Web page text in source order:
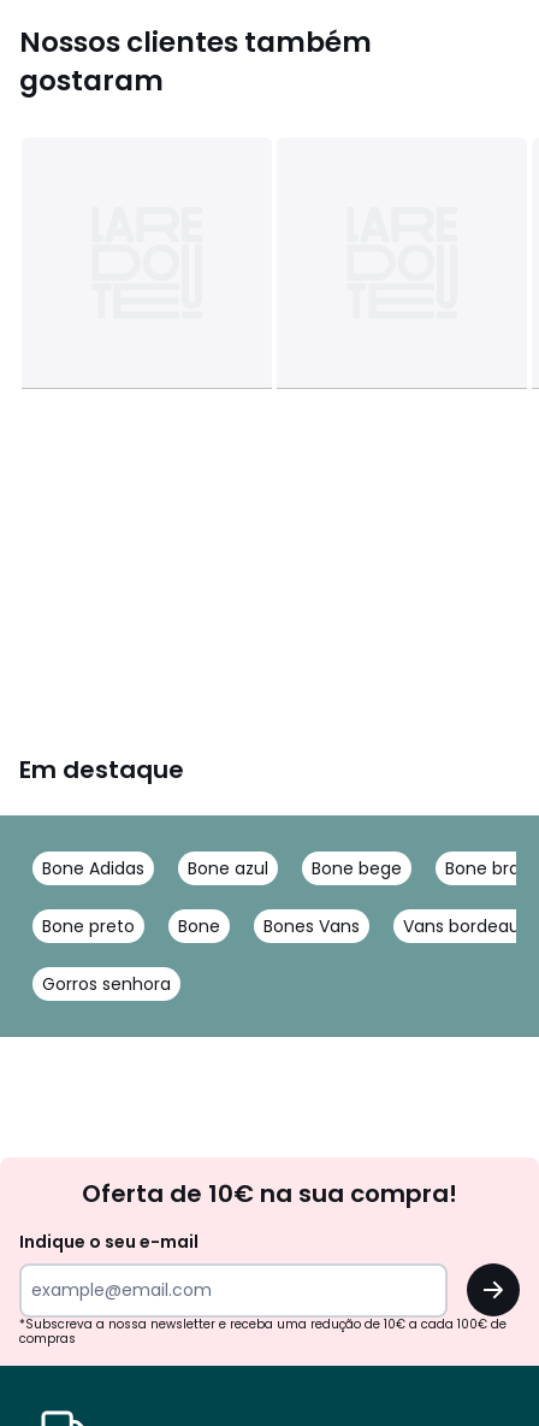
Nossos clientes também
gostaram
Em destaque
Bone Adidas Bone azul Bone bege Bone
Bone preto Bone Bones Vans Vans bordeaux
Gorros senhora
Oferta de 10€ na sua compra!
Indique o seu e-mail
OK
*Subscreva a nossa newsletter e receba uma redução de 10€ a cada 100€ de
compras